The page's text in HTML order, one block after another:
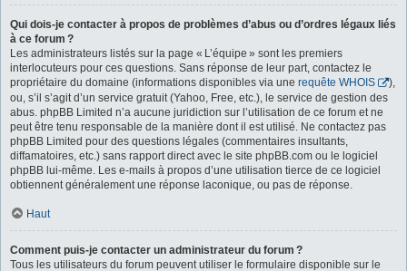
Qui dois-je contacter à propos de problèmes d’abus ou d’ordres légaux liés
à ce forum ?
Les administrateurs listés sur la page « L’équipe » sont les premiers
interlocuteurs pour ces questions. Sans réponse de leur part, contactez le
propriétaire du domaine (informations disponibles via une requête WHOIS
),
ou, s’il s’agit d’un service gratuit (Yahoo, Free, etc.), le service de gestion des
abus. phpBB Limited n’a aucune juridiction sur l’utilisation de ce forum et ne
peut être tenu responsable de la manière dont il est utilisé. Ne contactez pas
phpBB Limited pour des questions légales (commentaires insultants,
diffamatoires, etc.) sans rapport direct avec le site phpBB.com ou le logiciel
phpBB lui-même. Les e-mails à propos d’une utilisation tierce de ce logiciel
obtiennent généralement une réponse laconique, ou pas de réponse.
Haut
Comment puis-je contacter un administrateur du forum ?
Tous les utilisateurs du forum peuvent utiliser le formulaire disponible sur le